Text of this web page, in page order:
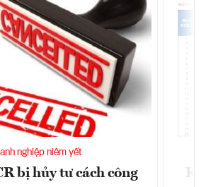
nghiệp niêm yết
bị hủy tư cách công